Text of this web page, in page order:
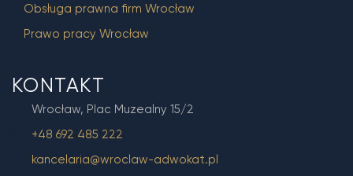
Obsługa prawna firm Wrocław
Prawo pracy Wrocław
KONTAKT
Wrocław, Plac Muzealny 15/2
+48 692 485 222
kancelaria@wroclaw-adwokat.pl